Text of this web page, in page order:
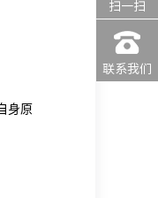
扫一扫
联系我们
身原